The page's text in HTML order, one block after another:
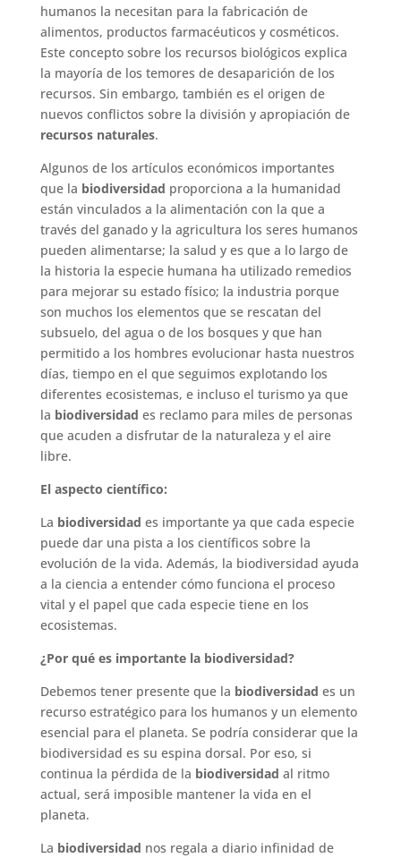
humanos la necesitan para la fabricación de
alimentos, productos farmacéuticos y cosméticos.
Este concepto sobre los recursos biológicos explica
la mayoría de los temores de desaparición de los
recursos. Sin embargo, también es el origen de
nuevos conflictos sobre la división y apropiación de
recursos naturales.
Algunos de los artículos económicos importantes
que la biodiversidad proporciona a la humanidad
están vinculados a la alimentación con la que a
través del ganado y la agricultura los seres humanos
pueden alimentarse; la salud y es que a lo largo de
la historia la especie humana ha utilizado remedios
para mejorar su estado físico; la industria porque
son muchos los elementos que se rescatan del
subsuelo, del agua o de los bosques y que han
permitido a los hombres evolucionar hasta nuestros
días, tiempo en el que seguimos explotando los
diferentes ecosistemas, e incluso el turismo ya que
la biodiversidad es reclamo para miles de personas
que acuden a disfrutar de la naturaleza y el aire
libre.
El aspecto científico:
La biodiversidad es importante ya que cada especie
puede dar una pista a los científicos sobre la
evolución de la vida. Además, la biodiversidad ayuda
a la ciencia a entender cómo funciona el proceso
vital y el papel que cada especie tiene en los
ecosistemas.
¿Por qué es importante la biodiversidad?
Debemos tener presente que la biodiversidad es un
recurso estratégico para los humanos y un elemento
esencial para el planeta. Se podría considerar que la
biodiversidad es su espina dorsal. Por eso, si
continua la pérdida de la biodiversidad al ritmo
actual, será imposible mantener la vida en el
planeta.
La biodiversidad nos regala a diario infinidad de